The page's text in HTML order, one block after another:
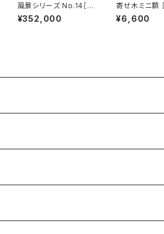
風景シリーズ No.14［Y
O-F14］【受注生産品】
¥352,000
寄せ木ミニ額
【受注生産品】
¥6,600